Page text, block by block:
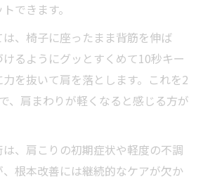
できます。
、椅子に座ったまま背筋を伸ば
るようにグッとすくめて10秒キー
を抜いて肩を落とします。これを2
、肩まわりが軽くなると感じる方が
、肩こりの初期症状や軽度の不調
根本改善には継続的なケアが欠か